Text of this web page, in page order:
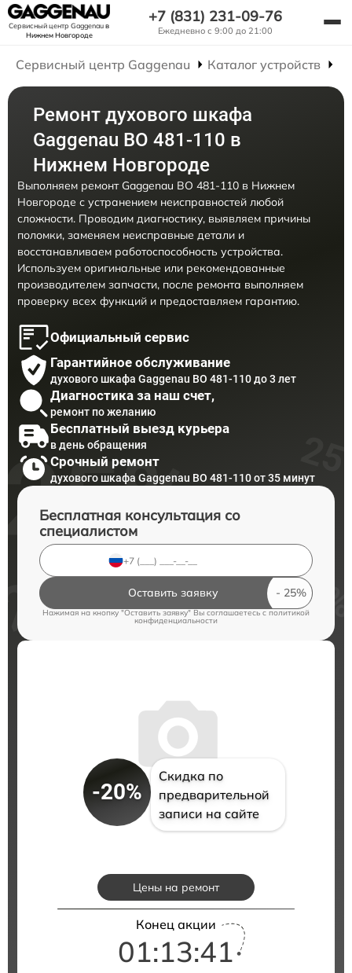
Сервисный центр Gaggenauв
Нижнем Новгороде
+7 (831) 231-09-76
Ежедневно с 9:00 до 21:00
Сервисный центр Gaggenau Каталог устройств
Ремонт духового шкафа
Gaggenau BO 481-110 в
Нижнем Новгороде
Выполняем ремонт Gaggenau BO 481-110 в Нижнем
Новгороде с устранением неисправностей любой
сложности. Проводим диагностику, выявляем причины
поломки, заменяем неисправные детали и
восстанавливаем работоспособность устройства.
Используем оригинальные или рекомендованные
производителем запчасти, после ремонта выполняем
проверку всех функций и предоставляем гарантию.
Официальный сервис
Гарантийное обслуживание
духового шкафа Gaggenau BO 481-110 до 3 лет
Диагностика за наш счет,
ремонт по желанию
Бесплатный выезд курьера
в день обращения
Срочный ремонт
духового шкафа Gaggenau BO 481-110 от 35 минут
Бесплатная консультация со
специалистом
Оставить заявку
Нажимая на кнопку "Оставить заявку" Вы соглашаетесь c политикой
конфиденциальности
-20%
Скидка по
предварительной
записи на сайте
Цены на ремонт
Конец акции
01:13:40